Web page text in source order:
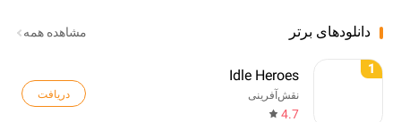
دانلودهای برتر مشاهده همه
1
Idle Heroes
نقش‌آفرینی
4.7
دریافت